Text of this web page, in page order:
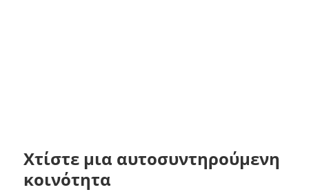
Χτίστε μια αυτοσυντηρούμενη
κοινότητα